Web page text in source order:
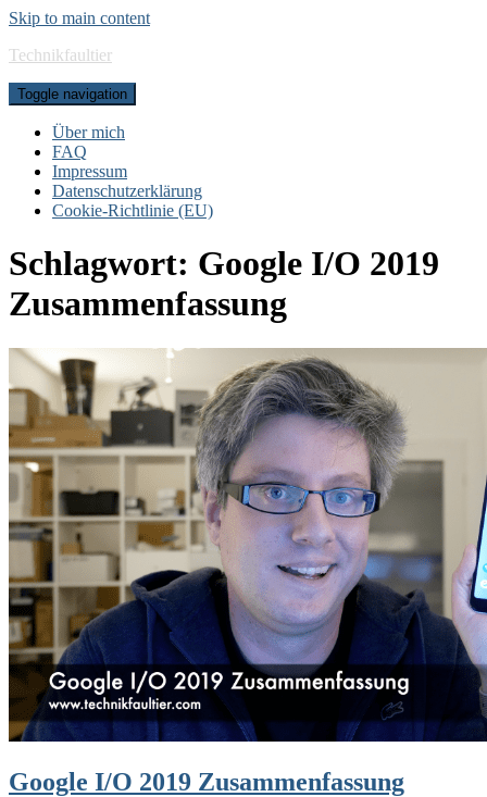
Skip to main content
Technikfaultier
Toggle navigation
Über mich
FAQ
Impressum
Datenschutzerklärung
Cookie-Richtlinie (EU)
Schlagwort: Google I/O 2019
Zusammenfassung
Google I/O 2019 Zusammenfassung